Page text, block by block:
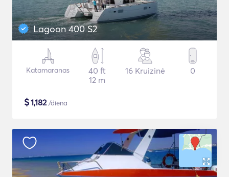
Lagoon 400 S2
Katamaranas
40 ft
12 m
16 Kruizinė 0
$1,182/diena